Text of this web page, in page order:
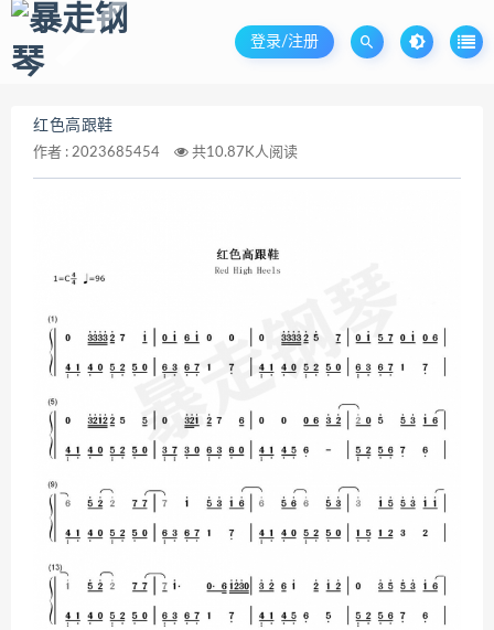
登录/注册
红色高跟鞋
作者 : 2023685454 共10.87K人阅读